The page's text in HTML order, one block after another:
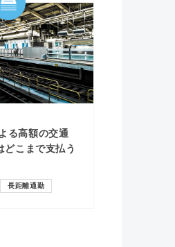
る高額の交通
どこまで支払う
長距離通勤